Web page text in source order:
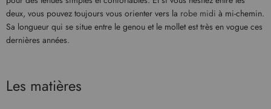
deux, vous pouvez toujours vous orienter vers la robe midi à mi-chemin.
Sa longueur qui se situe entre le genou et le mollet est très en vogue ces
dernières années.
Les matières